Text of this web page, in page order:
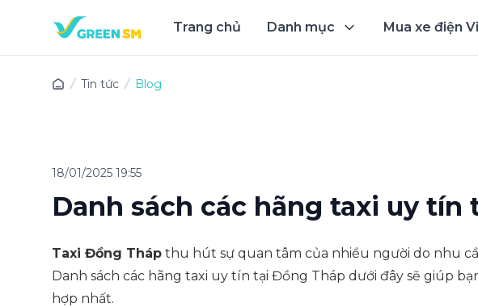
Trang chủ Danh mục Mua xe điện
Tin tức Blog
18/01/2025 19:55
Danh sách các hãng taxi uy tín
Taxi Đồng Tháp thu hút sự quan tâm của nhiều người do nhu
Danh sách các hãng taxi uy tín tại Đồng Tháp dưới đây sẽ giúp
hợp nhất.